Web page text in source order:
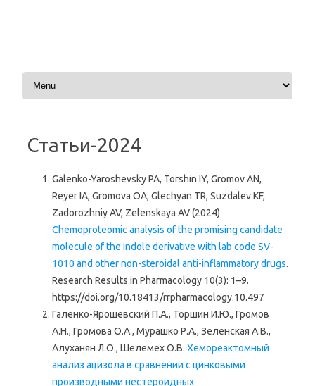
Перейти к содержимому
Статьи-2024
Galenko-Yaroshevsky PA, Torshin IY, Gromov AN,
Reyer IA, Gromova OA, Glechyan TR, Suzdalev KF,
Zadorozhniy AV, Zelenskaya AV (2024)
Chemoproteomic analysis of the promising candidate
molecule of the indole derivative with lab code SV-
1010 and other non-steroidal anti-inflammatory drugs.
Research Results in Pharmacology 10(3): 1–9.
https://doi.org/10.18413/rrpharmacology.10.497
Галенко-Ярошевский П.А., Торшин И.Ю., Громов
А.Н., Громова О.А., Мурашко Р.А., Зеленская А.В.,
Алуханян Л.О., Шелемех О.В. Хемореактомный
анализ ацизола в сравнении с цинковыми
производными нестероидных